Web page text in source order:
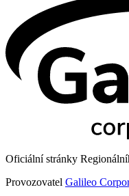
Oficiální stránky
Provozovatel Galileo